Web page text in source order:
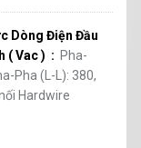
Dòng Điện Đầu
(Vac)
Pha-
Pha (L-L): 380,
Hardwire